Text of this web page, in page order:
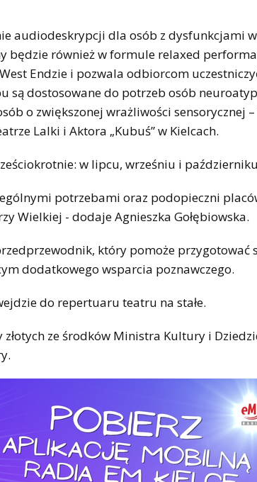
audiodeskrypcji dla osób z dysfunkcjami
będzie również w formule relaxed
Endzie i pozwala odbiorcom
dostosowane do potrzeb osób
o zwiększonej wrażliwości sensorycznej
Lalki i Aktora „Kubuś” w Kielcach.
w lipcu, wrześniu i
potrzebami oraz podopieczni
Wielkiej - dodaje Agnieszka Gołębiowska.
który pomoże przygotować
dodatkowego wsparcia poznawczego.
do repertuaru teatru na stałe.
ze środków Ministra Kultury i